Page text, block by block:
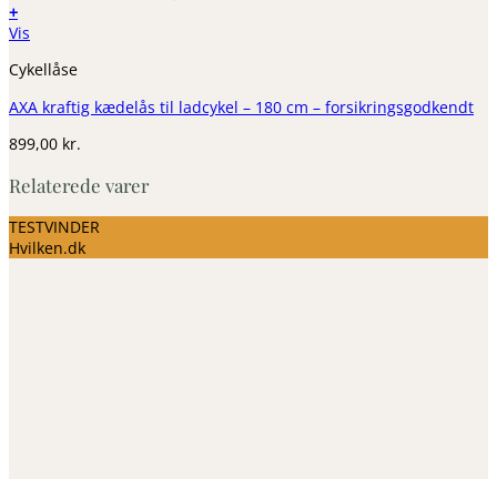
+
Vis
Cykellåse
AXA kraftig kædelås til ladcykel – 180 cm – forsikringsgodkendt
899,00 kr.
Relaterede varer
TESTVINDER
Hvilken.dk